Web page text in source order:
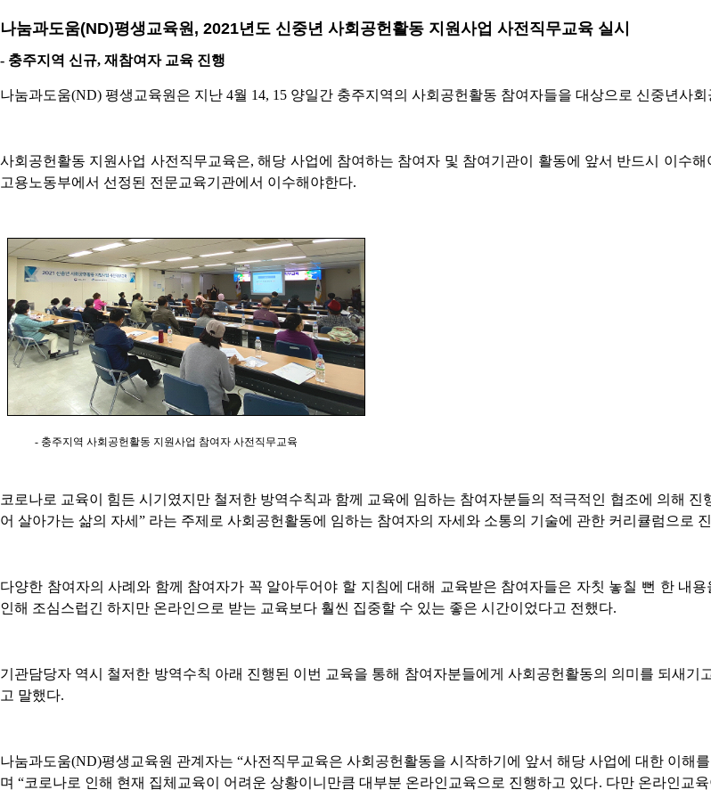
나눔과도움(ND)평생교육원, 2021년도 신중년 사회공헌활동 지원사업 사전직무교육 실시
- 충주지역 신규, 재참여자 교육 진행
나눔과도움(ND) 평생교육원은 지난 4월 14, 15 양일간 충주지역의 사회공헌활동 참여자들을 대상으로 신중년사
사회공헌활동 지원사업 사전직무교육은,해당 사업에 참여하는 참여자 및 참여기관이 활동에 앞서 반드시 이수
고용노동부에서 선정된 전문교육기관에서 이수해야한다.
- 충주지역 사회공헌활동 지원사업 참여자 사전직무교육
코로나로 교육이 힘든 시기였지만 철저한 방역수칙과 함께 교육에 임하는 참여자분들의 적극적인 협조에 의해
어 살아가는 삶의 자세 ” 라는 주제로 사회공헌활동에 임하는 참여자의 자세와 소통의 기술에 관한 커리큘럼으로
다양한 참여자의 사례와 함께 참여자가 꼭 알아두어야 할 지침에 대해 교육받은 참여자들은 자칫 놓칠 뻔 한 내
인해 조심스럽긴 하지만 온라인으로 받는 교육보다 훨씬 집중할 수 있는 좋은 시간이었다고 전했다.
기관담당자 역시 철저한 방역수칙 아래 진행된 이번 교육을 통해 참여자분들에게 사회공헌활동의 의미를 되새
고 말했다.
나눔과도움(ND)평생교육원 관계자는 “사전직무교육은 사회공헌활동을 시작하기에 앞서 해당 사업에 대한 이해
며“코로나로 인해 현재 집체교육이 어려운 상황이니만큼 대부분 온라인교육으로 진행하고 있다. 다만 온라인교